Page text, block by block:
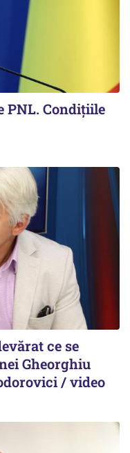
PNL. Condițiile
ce se
Gheorghiu
/ video